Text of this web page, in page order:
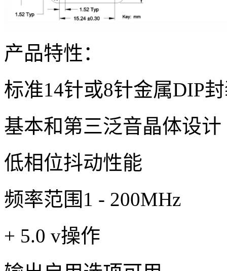
产品特性：
标准14针或8针金属DIP
基本和第三泛音晶体设计
低相位抖动性能
频率范围1 - 200MHz
+ 5.0 v操作